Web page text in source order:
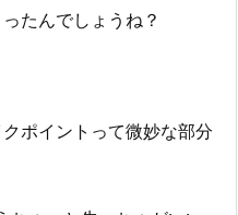
たんでしょうね？
ポイントって微妙な部分